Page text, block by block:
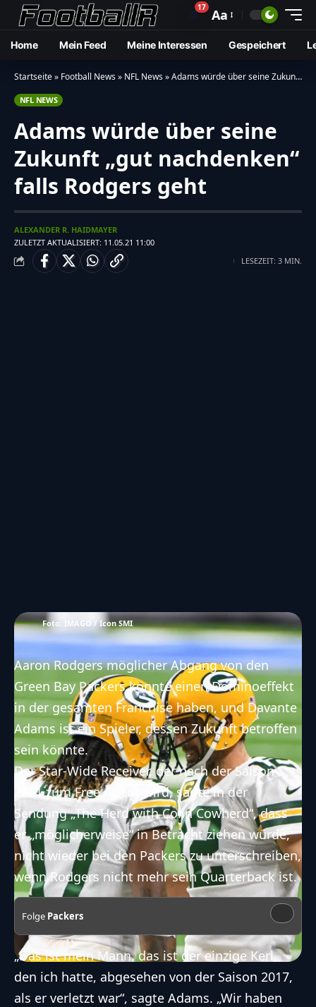
🔔17 Aa
Home Mein Feed Meine Interessen Gespeichert
Startseite» Football News» NFL News»Adams würde über seine Zukunft “gut nachdenken” falls Rodgers geht
NFL NEWS
Adams würde über seine
Zukunft „gut nachdenken“
falls Rodgers geht
ZULETZT AKTUALISIERT: 11.05.21 11:00
ALEXANDER R. HAIDMAYER
LESEZEIT: 3 MIN.
Foto: IMAGO / Icon SMI
Aaron Rodgers möglicher Abgang von den
Green Bay Packers könnte einen Dominoeffekt
in der gesamten Franchise haben, und Davante
Adams ist ein Spieler, dessen Zukunft betroffen
sein könnte.
Der Star-Wide Receiver, der nach der Saison
2021 zum Free Agent wird, sagte in der
Sendung „The Herd with Colin Cowherd“, dass
er „möglicherweise“ in Betracht ziehen würde,
nicht wieder bei den Packers zu unterschreiben,
wenn Rodgers nicht mehr sein Quarterback ist.
Folge Packers
„Das ist mein Mann, das ist der einzige Kerl,
den ich hatte, abgesehen von der Saison 2017,
als er verletzt war“, sagte Adams. „Wir haben